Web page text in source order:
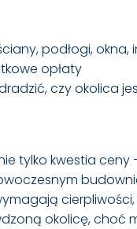
podłogi, okna,
opłaty
czy okolica
tylko kwestia ceny
okolicę, choć